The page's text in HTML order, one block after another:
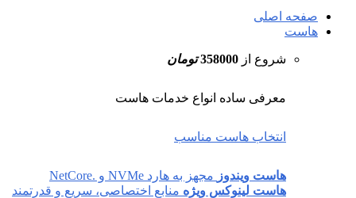
صفحه اصلی
هاست
شروع از 358000 تومان
معرفی ساده انواع خدمات هاست
انتخاب هاست مناسب
هاست ویندوز مجهز به هارد NVMe و .NetCore
هاست لینوکس ویژه منابع اختصاصی، سریع و قدرتمند